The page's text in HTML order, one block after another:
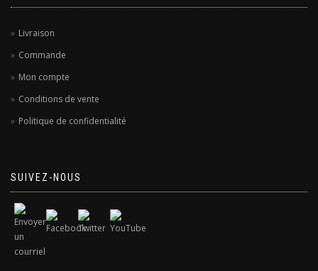
Livraison
Commande
Mon compte
Conditions de vente
Politique de confidentialité
SUIVEZ-NOUS